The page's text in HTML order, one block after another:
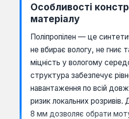
Особливості
матеріалу
Поліпропілен — це
не вбирає вологу, не гниє
міцність у вологому
структура забезпечує
навантаження по всій
ризик локальних розривів.
8 мм дозволяє обрати